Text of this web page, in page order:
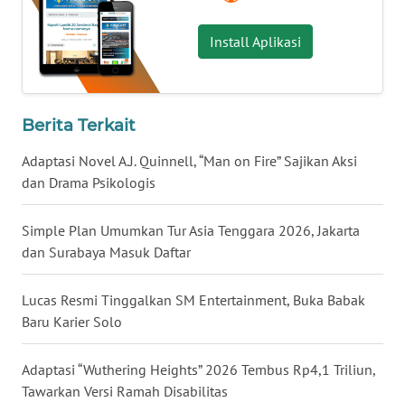
Install Aplikasi
Berita Terkait
Adaptasi Novel A.J. Quinnell, “Man on Fire” Sajikan Aksi
dan Drama Psikologis
Simple Plan Umumkan Tur Asia Tenggara 2026, Jakarta
dan Surabaya Masuk Daftar
Lucas Resmi Tinggalkan SM Entertainment, Buka Babak
Baru Karier Solo
Adaptasi “Wuthering Heights” 2026 Tembus Rp4,1 Triliun,
Tawarkan Versi Ramah Disabilitas
SULTRA
WN
NTB
WN
WN
SULBAR
WN
BABEL
WN
SUMBAR
WN